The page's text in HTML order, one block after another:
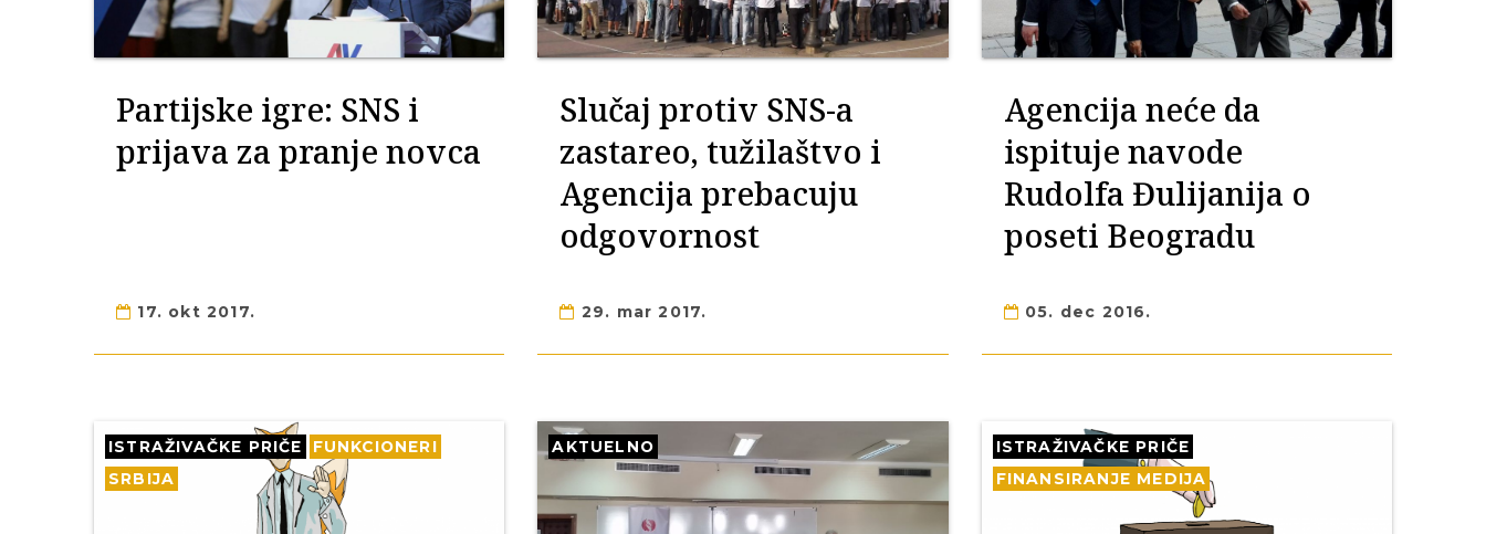
Partijske igre: SNS i
prijava za pranje novca
17. okt 2017.
Slučaj protiv SNS-a
zastareo, tužilaštvo i
Agencija prebacuju
odgovornost
29. mar 2017.
Agencija neće da
ispituje navode
Rudolfa Đulijanija o
poseti Beogradu
05. dec 2016.
ISTRAŽIVAČKE PRIČE
FUNKCIONERI
SRBIJA
AKTUELNO
ISTRAŽIVAČKE PRIČE
FINANSIRANJE MEDIJA